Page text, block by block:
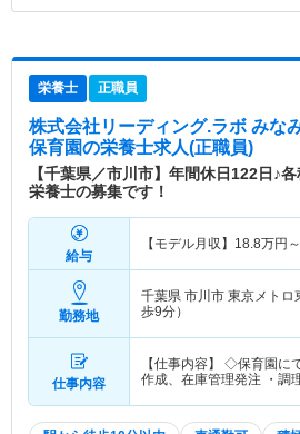
栄養士 正職員
株式会社リーディング.ラボ みな
保育園の栄養士求人(正職員)
【千葉県／市川市】年間休日122日♪
栄養士の募集です！
給与
【モデル月収】 18.8万円～
勤務地
千葉県 市川市 東京メトロ
歩9分）
仕事内容
【仕事内容】 ◇保育園に
作成、在庫管理発注 ・調